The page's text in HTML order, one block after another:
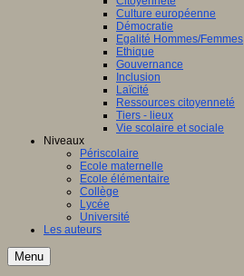
Culture européenne
Démocratie
Egalité Hommes/Femmes
Ethique
Gouvernance
Inclusion
Laïcité
Ressources citoyenneté
Tiers - lieux
Vie scolaire et sociale
Niveaux
Périscolaire
Ecole maternelle
Ecole élémentaire
Collège
Lycée
Université
Les auteurs
Menu